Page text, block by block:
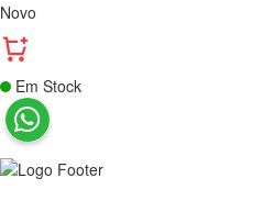
Novo
Em Stock